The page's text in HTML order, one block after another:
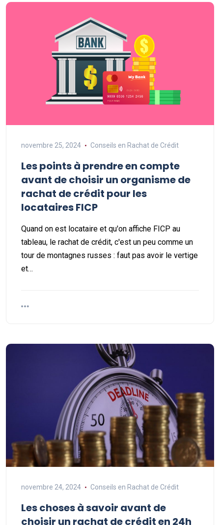
novembre 25, 2024 Conseils en Rachat de Crédit
Les points à prendre en compte
avant de choisir un organisme de
rachat de crédit pour les
locataires FICP
Quand on est locataire et qu'on affiche FICP au
tableau, le rachat de crédit, c'est un peu comme un
tour de montagnes russes : faut pas avoir le vertige
et…
novembre 24, 2024 Conseils en Rachat de Crédit
Les choses à savoir avant de
choisir un rachat de crédit en 24h